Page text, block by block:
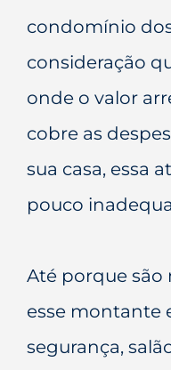
condomínio
consideração
onde o valor
cobre as
sua casa, essa
pouco
Até porque
esse montante
segurança,